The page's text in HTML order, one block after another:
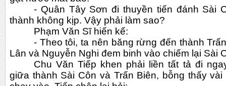
- Quân Tây Sơn đi thuyền tiến đánh Sài
thành không kịp. Vậy phải làm sao?
Phạm Văn Sĩ hiến kế:
- Theo tôi, ta nên băng rừng đến thành
Lân và Nguyễn Nghi đem binh vào chiếm lại Sài
Chu Văn Tiếp khen phải liền tất tả đi
giữa thành Sài Côn và Trấn Biên, bỗng thấy